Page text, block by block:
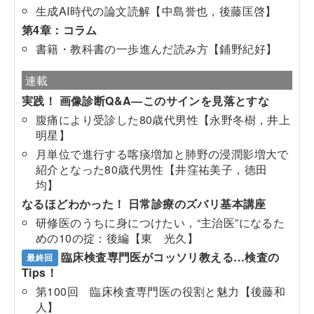
生成AI時代の論文読解【中島誉也，後藤匡啓】
第4章：コラム
書籍・教科書の一歩進んだ読み方【鋪野紀好】
連載
実践！ 画像診断Q&A―このサインを見落とすな
腹痛により受診した80歳代男性【永野冬樹，井上
明星】
月単位で進行する喀痰増加と肺野の浸潤影増大で
紹介となった80歳代男性【井窪祐美子，徳田
均】
なるほどわかった！ 日常診療のズバリ基本講座
研修医のうちに身につけたい，“主治医”になるた
めの10の掟：後編【東 光久】
最終回 臨床検査専門医がコッソリ教える…検査の
Tips！
第100回 臨床検査専門医の役割と魅力【後藤和
人】